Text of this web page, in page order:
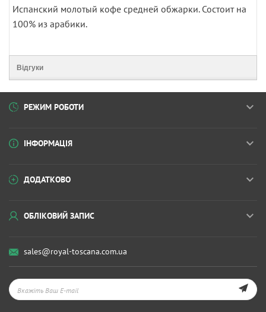
Испанский молотый кофе средней обжарки. Состоит на
100% из арабики.
Відгуки
РЕЖИМ РОБОТИ
ІНФОРМАЦІЯ
ДОДАТКОВО
ОБЛІКОВИЙ ЗАПИС
sales@royal-toscana.com.ua